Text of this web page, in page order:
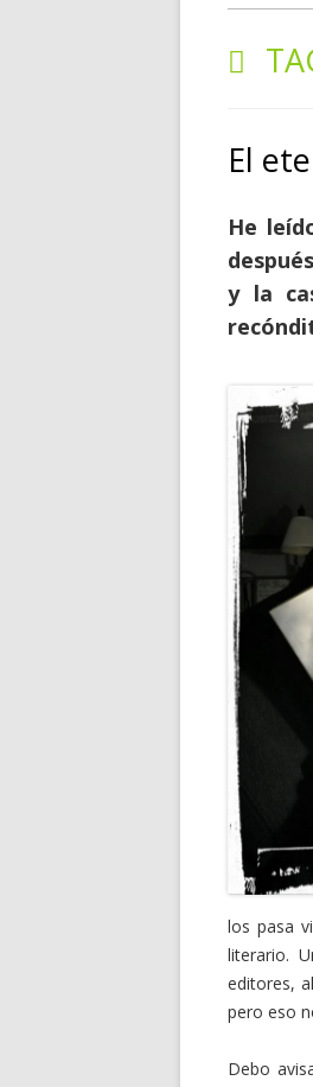
El
He
y la
los pasa
literario.
editores,
pero eso
Debo